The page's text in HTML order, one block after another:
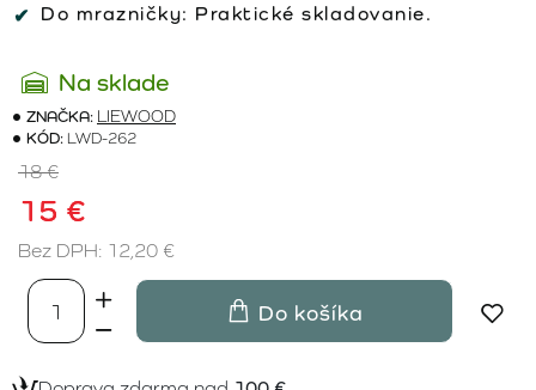
Do mrazničky: Praktické skladovanie.
Na sklade
ZNAČKA: LIEWOOD
KÓD: LWD-262
15 €
18 €
Bez DPH: 12,20 €
Do košíka